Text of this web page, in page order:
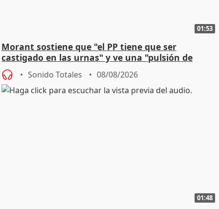
01:53
Morant sostiene que "el PP tiene que ser
castigado en las urnas" y ve una "pulsión de
cambio"
Sonido Totales 08/08/2026
01:48